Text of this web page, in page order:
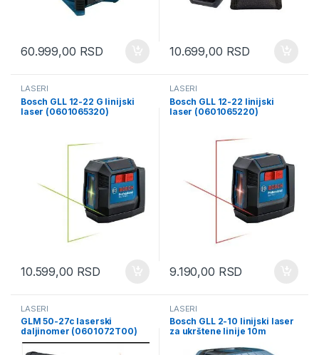
60.999,00 RSD 10.699,00 RSD
LASERI
Bosch GLL 12-22 G linijski
laser (0601065320)
10.599,00 RSD
LASERI
Bosch GLL 12-22 linijski
laser (0601065220)
9.190,00 RSD
LASERI
GLM 50-27c laserski
daljinomer (0601072T00)
LASERI
Bosch GLL 2-10 linijski laser
za ukrštene linije 10m